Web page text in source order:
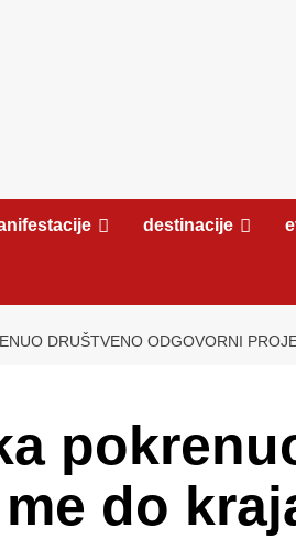
destinacije
DRUŠTVENO ODGOVORNI
do